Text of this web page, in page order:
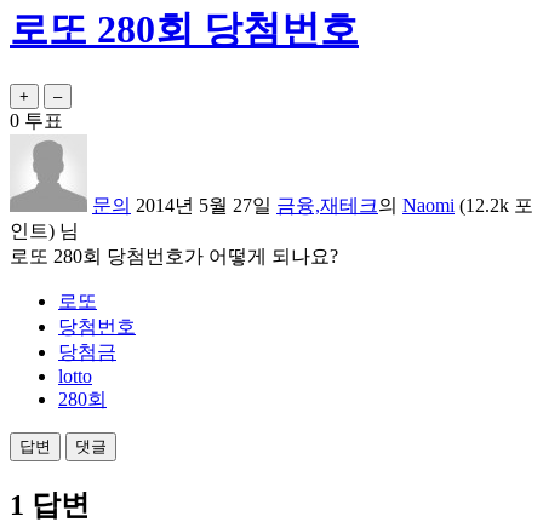
로또 280회 당첨번호
0 투표
문의 2014년 5월 27일 금융,재테크의 Naomi (12.2k 포
인트) 님
로또 280회 당첨번호가 어떻게 되나요?
로또
당첨번호
당첨금
lotto
280회
1 답변